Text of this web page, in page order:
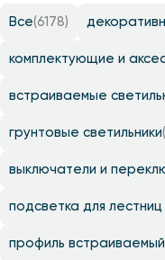
Все(6178)
комплектующие и
встраиваемые
грунтовые светильники
выключатели и
подсветка для
профиль встраиваемый